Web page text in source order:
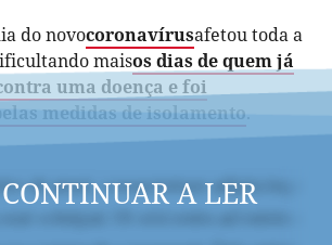
do novocoronavírusafetou toda a
maisos dias de quem já
uma doença e foi
medidas de isolamento.
A LER